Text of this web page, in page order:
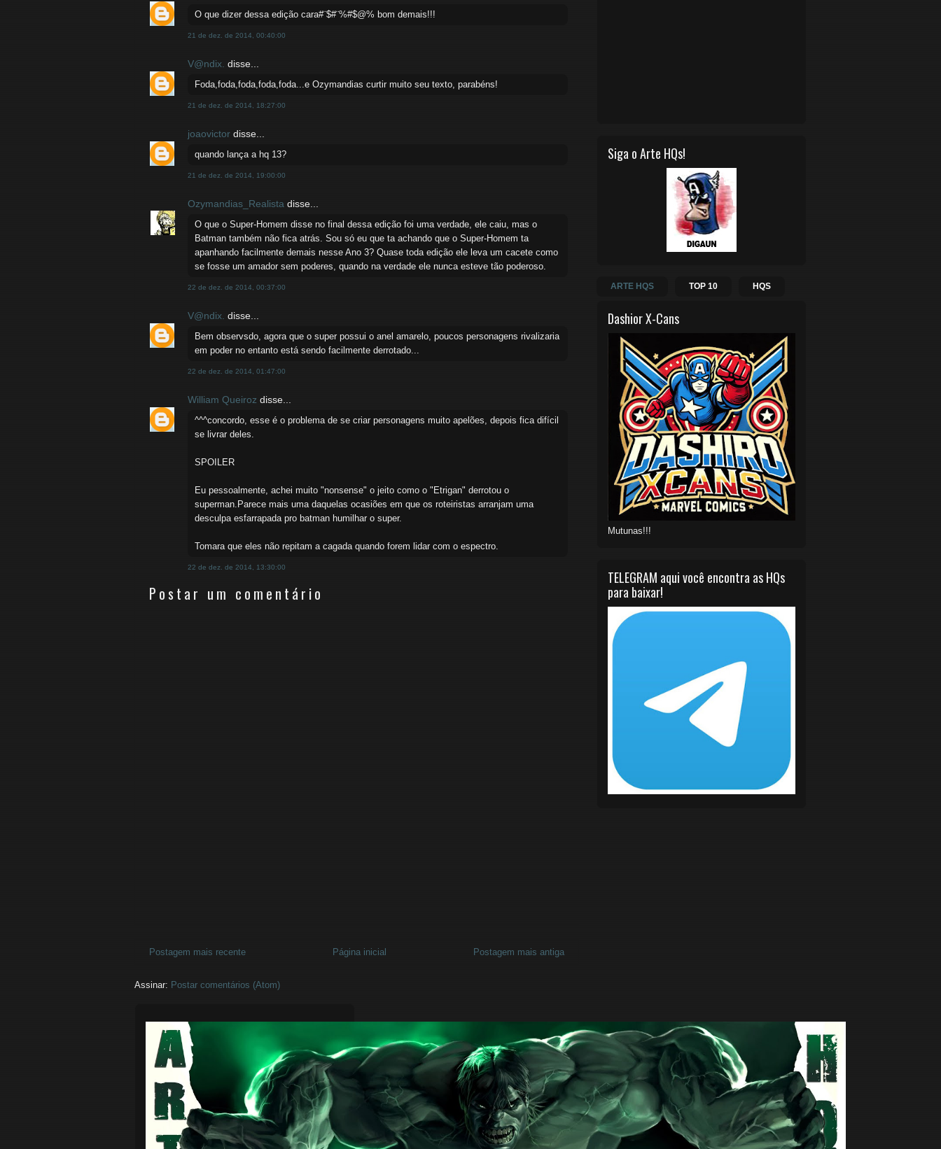
O que dizer dessa edição cara#¨$#¨%#$@% bom demais!!!
21 de dez. de 2014, 00:40:00
V@ndix. disse...
Foda,foda,foda,foda,foda...e Ozymandias curtir muito seu texto, parabéns!
21 de dez. de 2014, 18:27:00
joaovictor disse...
quando lança a hq 13?
21 de dez. de 2014, 19:00:00
Ozymandias_Realista disse...
O que o Super-Homem disse no final dessa edição foi uma verdade, ele caiu, mas o
Batman também não fica atrás. Sou só eu que ta achando que o Super-Homem ta
apanhando facilmente demais nesse Ano 3? Quase toda edição ele leva um cacete como
se fosse um amador sem poderes, quando na verdade ele nunca esteve tão poderoso.
22 de dez. de 2014, 00:37:00
V@ndix. disse...
Bem observsdo, agora que o super possui o anel amarelo, poucos personagens rivalizaria
em poder no entanto está sendo facilmente derrotado...
22 de dez. de 2014, 01:47:00
William Queiroz disse...
^^^concordo, esse é o problema de se criar personagens muito apelões, depois fica difícil
se livrar deles.
SPOILER
Eu pessoalmente, achei muito "nonsense" o jeito como o "Etrigan" derrotou o
superman.Parece mais uma daquelas ocasiões em que os roteiristas arranjam uma
desculpa esfarrapada pro batman humilhar o super.
Tomara que eles não repitam a cagada quando forem lidar com o espectro.
22 de dez. de 2014, 13:30:00
Postar um comentário
Postagem mais recente Postagem mais antiga
Página inicial
Assinar: Postar comentários (Atom)
Siga o Arte HQs!
ARTE HQS TOP 10 HQS
Dashior X-Cans
Mutunas!!!
TELEGRAM aqui você encontra as HQs
para baixar!